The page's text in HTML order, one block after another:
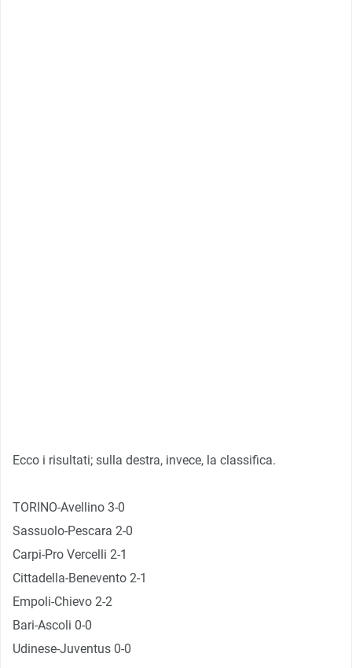
Ecco i risultati; sulla destra, invece, la classifica.
TORINO-Avellino 3-0
Sassuolo-Pescara 2-0
Carpi-Pro Vercelli 2-1
Cittadella-Benevento 2-1
Empoli-Chievo 2-2
Bari-Ascoli 0-0
Udinese-Juventus 0-0